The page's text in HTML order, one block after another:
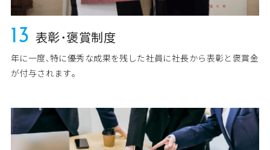
13 表彰･褒賞制度
年に一度､特に優秀な成果を残した社員に社長から表彰と褒賞金
が付与されます｡